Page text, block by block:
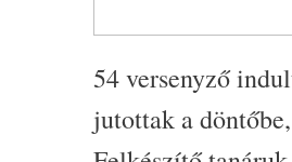
54 versenyző
jutottak a